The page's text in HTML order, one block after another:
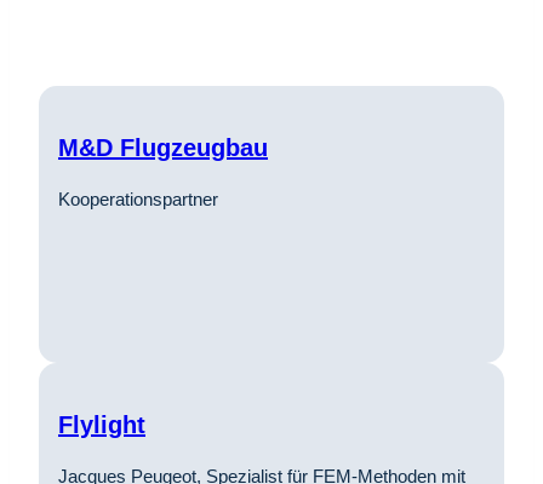
M&D Flugzeugbau
Kooperationspartner
Flylight
Jacques Peugeot, Spezialist für FEM-Methoden mit